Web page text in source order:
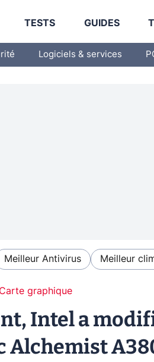
TESTS GUIDES
Logiciels & services
Meilleur Antivirus Meilleur
Carte graphique
Intel a
Alchemist